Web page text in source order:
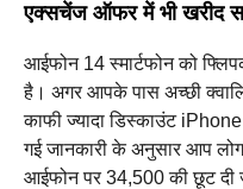
एक्सचेंज ऑफर में भी खरीद
आईफोन 14 स्मार्टफोन को
है।‌ अगर आपके पास अच्छी
काफी ज्यादा डिस्काउंट
गई जानकारी के अनुसार आप
आईफोन पर 34,500 की छूट दी